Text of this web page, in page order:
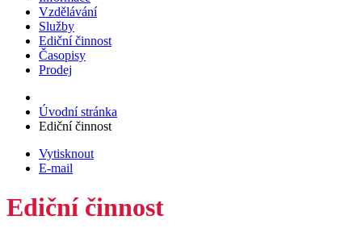
Vzdělávání
Služby
Ediční činnost
Časopisy
Prodej
Úvodní stránka
Ediční činnost
Vytisknout
E-mail
Ediční činnost